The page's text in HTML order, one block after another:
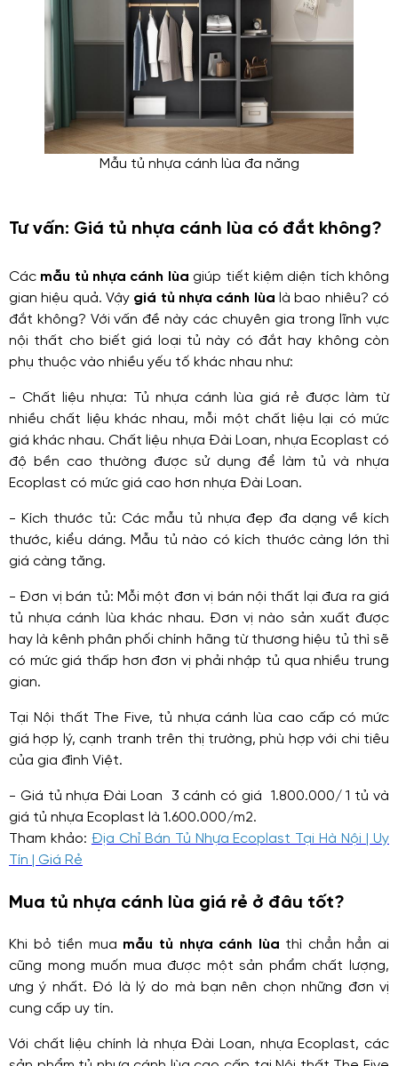
Mẫu tủ nhựa cánh lùa đa năng
Tư vấn: Giá tủ nhựa cánh lùa có đắt không?
Các mẫu tủ nhựa cánh lùa giúp tiết kiệm diện tích không
gian hiệu quả. Vậy giá tủ nhựa cánh lùa là bao nhiêu? có
đắt không? Với vấn đề này các chuyên gia trong lĩnh vực
nội thất cho biết giá loại tủ này có đắt hay không còn
phụ thuộc vào nhiều yếu tố khác nhau như:
- Chất liệu nhựa: Tủ nhựa cánh lùa giá rẻ được làm từ
nhiều chất liệu khác nhau, mỗi một chất liệu lại có mức
giá khác nhau. Chất liệu nhựa Đài Loan, nhựa Ecoplast có
độ bền cao thường được sử dụng để làm tủ và nhựa
Ecoplast có mức giá cao hơn nhựa Đài Loan.
- Kích thước tủ: Các mẫu tủ nhựa đẹp đa dạng về kích
thước, kiểu dáng. Mẫu tủ nào có kích thước càng lớn thì
giá càng tăng.
- Đơn vị bán tủ: Mỗi một đơn vị bán nội thất lại đưa ra giá
tủ nhựa cánh lùa khác nhau. Đơn vị nào sản xuất được
hay là kênh phân phối chính hãng từ thương hiệu tủ thì sẽ
có mức giá thấp hơn đơn vị phải nhập tủ qua nhiều trung
gian.
Tại Nội thất The Five, tủ nhựa cánh lùa cao cấp có mức
giá hợp lý, cạnh tranh trên thị trường, phù hợp với chi tiêu
của gia đình Việt.
- Giá tủ nhựa Đài Loan 3 cánh có giá 1.800.000/ 1 tủ và
giá tủ nhựa Ecoplast là 1.600.000/m2.
Tham khảo: Địa Chỉ Bán Tủ Nhựa Ecoplast Tại Hà Nội | Uy
Tín | Giá Rẻ
Mua tủ nhựa cánh lùa giá rẻ ở đâu tốt?
Khi bỏ tiền mua mẫu tủ nhựa cánh lùa thì chẳn hẳn ai
cũng mong muốn mua được một sản phẩm chất lượng,
ưng ý nhất. Đó là lý do mà bạn nên chọn những đơn vị
cung cấp uy tín.
Với chất liệu chính là nhựa Đài Loan, nhựa Ecoplast, các